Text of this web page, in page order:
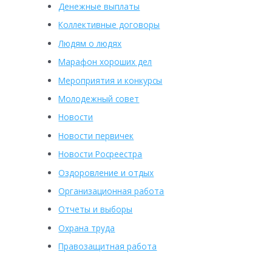
Денежные выплаты
Коллективные договоры
Людям о людях
Марафон хороших дел
Мероприятия и конкурсы
Молодежный совет
Новости
Новости первичек
Новости Росреестра
Оздоровление и отдых
Организационная работа
Отчеты и выборы
Охрана труда
Правозащитная работа